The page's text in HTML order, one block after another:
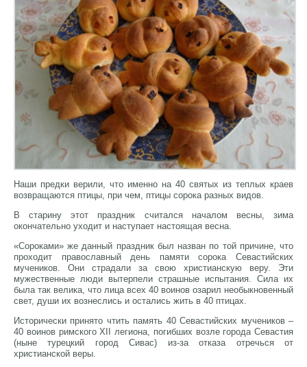
Наши предки верили, что именно на 40 святых из теплых краев
возвращаются птицы, при чем, птицы сорока разных видов.
В старину этот праздник считался началом весны, зима
окончательно уходит и наступает настоящая весна.
«Сороками» же данный праздник был назван по той причине, что
проходит православный день памяти сорока Севастийских
мучеников. Они страдали за свою христианскую веру. Эти
мужественные люди вытерпели страшные испытания. Сила их
была так велика, что лица всех 40 воинов озарил необыкновенный
свет, души их вознеслись и остались жить в 40 птицах.
Исторически принято чтить память 40 Севастийских мучеников –
40 воинов римского XII легиона, погибших возле города Севастия
(ныне турецкий город Сивас) из-за отказа отречься от
христианской веры.